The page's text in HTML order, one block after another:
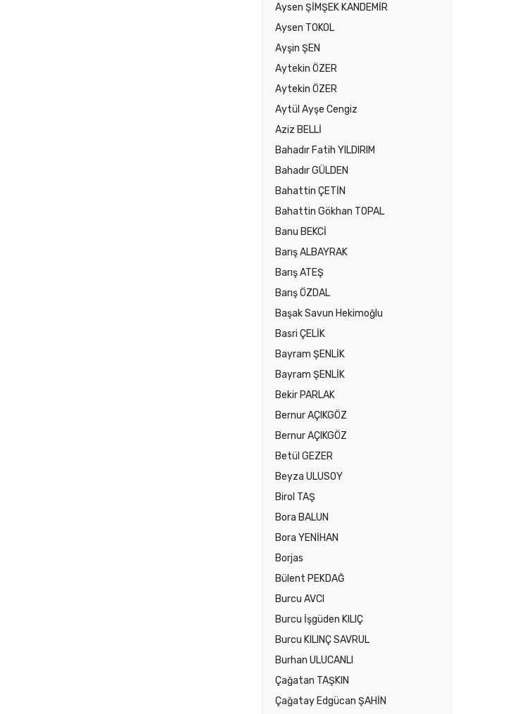
Aysen ŞİMŞEK KANDEMİR
Aysen TOKOL
Ayşin ŞEN
Aytekin ÖZER
Aytekin ÖZER
Aytül Ayşe Cengiz
Aziz BELLİ
Bahadır Fatih YILDIRIM
Bahadır GÜLDEN
Bahattin ÇETİN
Bahattin Gökhan TOPAL
Banu BEKCİ
Barış ALBAYRAK
Barış ATEŞ
Barış ÖZDAL
Başak Savun Hekimoğlu
Basri ÇELİK
Bayram ŞENLİK
Bayram ŞENLİK
Bekir PARLAK
Bernur AÇIKGÖZ
Bernur AÇIKGÖZ
Betül GEZER
Beyza ULUSOY
Birol TAŞ
Bora BALUN
Bora YENİHAN
Borjas
Bülent PEKDAĞ
Burcu AVCI
Burcu İşgüden KILIÇ
Burcu KILINÇ SAVRUL
Burhan ULUCANLI
Çağatan TAŞKIN
Çağatay Edgücan ŞAHİN